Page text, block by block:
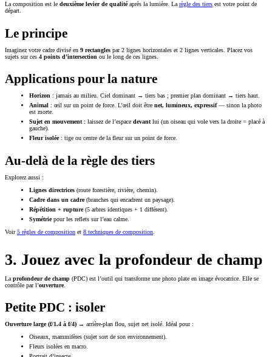
La composition est le deuxième levier de qualitéaprès la lumière. Larègle des tiers est votre point de
départ.
Le principe
Imaginez votre cadre divisé en 9 rectangles par 2 lignes horizontales et 2 lignes verticales. Placez vos
sujets sur ces 4 points d’intersection ou le long de ces lignes.
Applications pour la nature
Horizon : jamais au milieu. Ciel dominant → tiers bas ; premier plan dominant → tiers haut.
Animal : œil sur un point de force. L’œil doit être net, lumineux, expressif— sinon la photo
est morte.
Sujet en mouvement: laissez de l’espace devantlui (un oiseau qui vole vers la droite = placé à
gauche).
Fleur isolée: tige ou centre de la fleur sur un point de force.
Au-delà de la règle des tiers
Explorez aussi :
Lignes directrices (route forestière, rivière, chemin).
Cadre dans un cadre(branches qui encadrent un paysage).
Répétition + rupture(5 arbres identiques + 1 différent).
Symétriepour les reflets sur l’eau calme.
Voir5 règles de composition et 8 techniques de composition
3. Jouez avec la profondeur de champ
La profondeur de champ (PDC) est l’outil qui transforme une photo plate en image évocatrice. Elle se
contrôle par l’ouverture.
Petite PDC : isoler
Ouverture large (f/1.4 à f/4) → arrière-plan flou, sujet net isolé. Idéal pour :
Oiseaux, mammifères (sujet sort de son environnement).
Fleurs isolées en macro.